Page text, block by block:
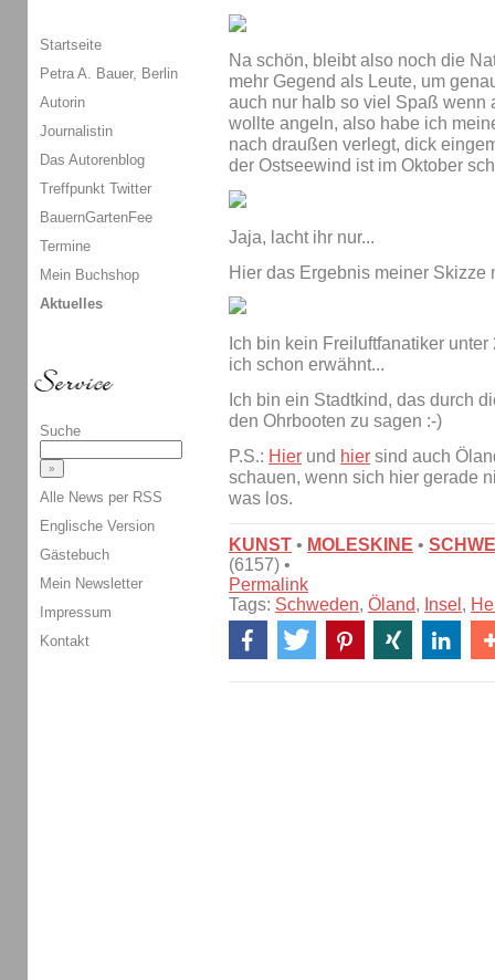
Na schön, bleibt also noch die
mehr Gegend als Leute, um
auch nur halb so viel Spaß wenn
wollte angeln, also habe ich
nach draußen verlegt, dick
der Ostseewind ist im Oktober
Jaja, lacht ihr nur...
Hier das Ergebnis meiner Skizze
Ich bin kein Freiluftfanatiker
ich schon erwähnt...
Ich bin ein Stadtkind, das durch
den Ohrbooten zu sagen :-)
P.S.: Hier und hier sind auch
schauen, wenn sich hier gerade
was los.
KUNST • MOLESKINE •
(6157) •
Permalink
Tags: Schweden, Öland, Insel ,
Startseite
Petra A. Bauer, Berlin
Autorin
Journalistin
Das Autorenblog
Treffpunkt Twitter
BauernGartenFee
Termine
Mein Buchshop
Aktuelles
Suche
Alle News per RSS
Englische Version
Gästebuch
Mein Newsletter
Impressum
Kontakt